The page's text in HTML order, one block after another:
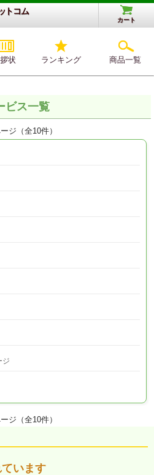
トコム
カート
状 ランキング 商品一覧
ビス一覧
ジ（全10件）
ジ
ジ（全10件）
います